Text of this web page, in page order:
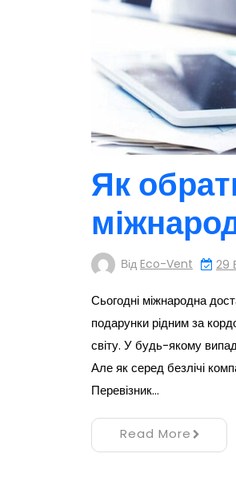
Як
Від Eco-Vent 29
Сьогодні міжнародна
подарунки рідним за
світу. У будь-якому
Але як серед безлічі
Перевізник…
Read More